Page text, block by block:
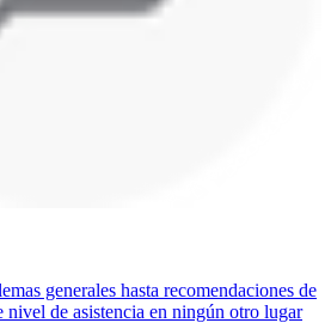
generales hasta recomendaciones de
nivel de asistencia en ningún otro lugar